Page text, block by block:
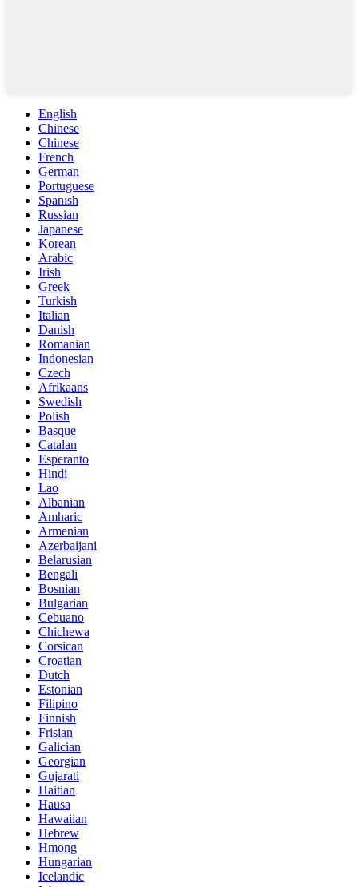
English
Chinese
Chinese
French
German
Portuguese
Spanish
Russian
Japanese
Korean
Arabic
Irish
Greek
Turkish
Italian
Danish
Romanian
Indonesian
Czech
Afrikaans
Swedish
Polish
Basque
Catalan
Esperanto
Hindi
Lao
Albanian
Amharic
Armenian
Azerbaijani
Belarusian
Bengali
Bosnian
Bulgarian
Cebuano
Chichewa
Corsican
Croatian
Dutch
Estonian
Filipino
Finnish
Frisian
Galician
Georgian
Gujarati
Haitian
Hausa
Hawaiian
Hebrew
Hmong
Hungarian
Icelandic